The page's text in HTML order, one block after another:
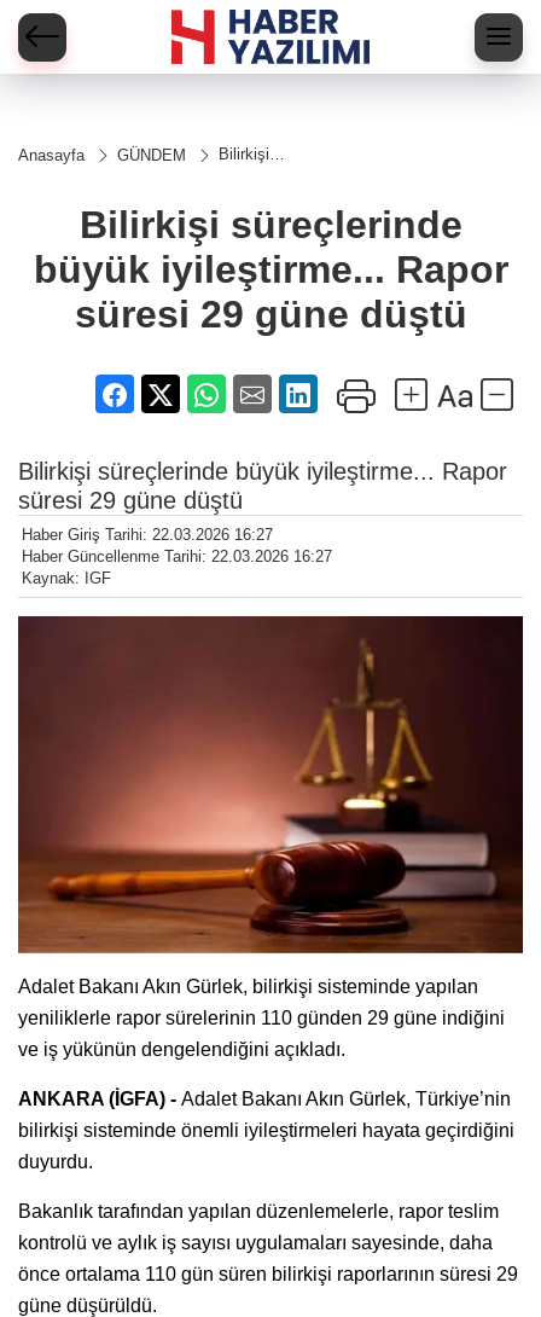
Anasayfa GÜNDEM
Bilirkişi
iyileştirme...
Rapor
güne düştü
Bilirkişi süreçlerinde
büyük iyileştirme... Rapor
süresi 29 güne düştü
Bilirkişi süreçlerinde büyük iyileştirme... Rapor
süresi 29 güne düştü
Haber Giriş Tarihi: 22.03.2026 16:27
Haber Güncellenme Tarihi: 22.03.2026 16:27
Kaynak: IGF
Adalet Bakanı Akın Gürlek, bilirkişi sisteminde yapılan
yeniliklerle rapor sürelerinin 110 günden 29 güne indiğini
ve iş yükünün dengelendiğini açıkladı.
ANKARA (İGFA) - Adalet Bakanı Akın Gürlek, Türkiye’nin
bilirkişi sisteminde önemli iyileştirmeleri hayata geçirdiğini
duyurdu.
Bakanlık tarafından yapılan düzenlemelerle, rapor teslim
kontrolü ve aylık iş sayısı uygulamaları sayesinde, daha
önce ortalama 110 gün süren bilirkişi raporlarının süresi 29
güne düşürüldü.